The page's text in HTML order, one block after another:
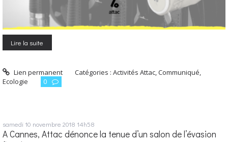
Lire la suite
Lien permanent Catégories :Activités Attac,Communiqué,
Ecologie
0
samedi 10 novembre 2018 14h58
A Cannes, Attac dénonce la tenue d’un salon de l’évasion